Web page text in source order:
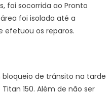
foi socorrida ao Pronto
foi isolada até a
efetuou os reparos.
de trânsito na tarde
150. Além de não ser